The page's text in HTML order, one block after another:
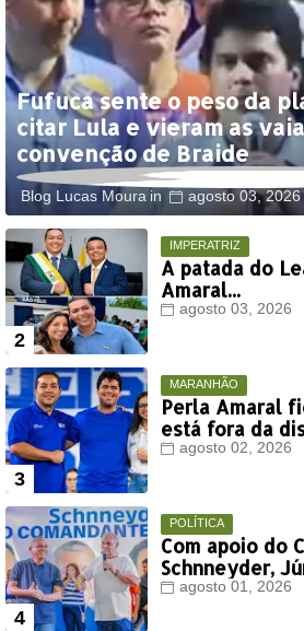
Fufuca sente o peso da
citar Lula e vieram as
convenção de Braide
Blog Lucas Moura agosto 03, 2026
IMPERATRIZ
A patada do
Amaral...
agosto 03, 2026
MARANHÃO
Perla Amaral
está fora da
deste ano
agosto 02, 2026
POLÍTICA
Com apoio do
Schnneyder,
votação
agosto 01, 2026